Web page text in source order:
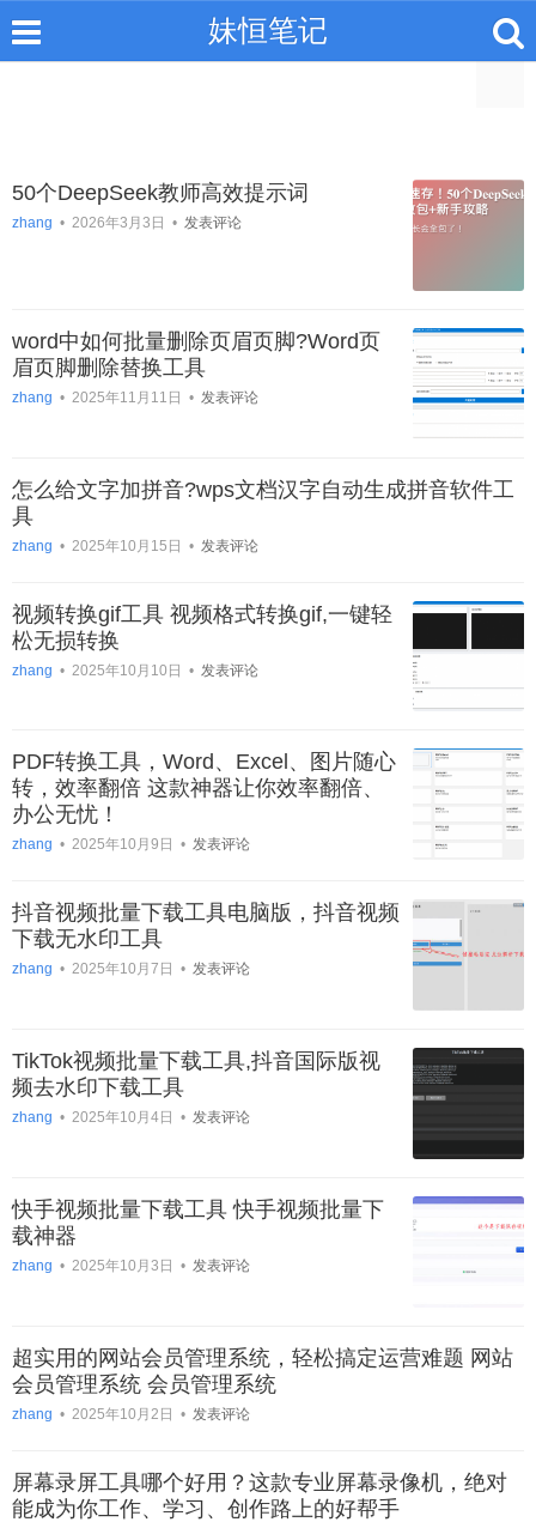
妹恒笔记
50个DeepSeek教师高效提示词
zhang • 2026年3月3日 • 发表评论
word中如何批量删除页眉页脚?Word页
眉页脚删除替换工具
zhang • 2025年11月11日 • 发表评论
怎么给文字加拼音?wps文档汉字自动生成拼音软件工
具
zhang • 2025年10月15日 • 发表评论
视频转换gif工具 视频格式转换gif,一键轻
松无损转换
zhang • 2025年10月10日 • 发表评论
PDF转换工具，Word、Excel、图片随心
转，效率翻倍 这款神器让你效率翻倍、
办公无忧！
zhang • 2025年10月9日 • 发表评论
抖音视频批量下载工具电脑版，抖音视频
下载无水印工具
zhang • 2025年10月7日 • 发表评论
TikTok视频批量下载工具,抖音国际版视
频去水印下载工具
zhang • 2025年10月4日 • 发表评论
快手视频批量下载工具 快手视频批量下
载神器
zhang • 2025年10月3日 • 发表评论
超实用的网站会员管理系统，轻松搞定运营难题 网站
会员管理系统 会员管理系统
zhang • 2025年10月2日 • 发表评论
屏幕录屏工具哪个好用？这款专业屏幕录像机，绝对
能成为你工作、学习、创作路上的好帮手